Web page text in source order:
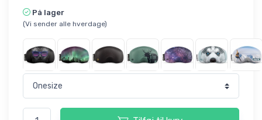
På lager
(Vi sender alle hverdage)